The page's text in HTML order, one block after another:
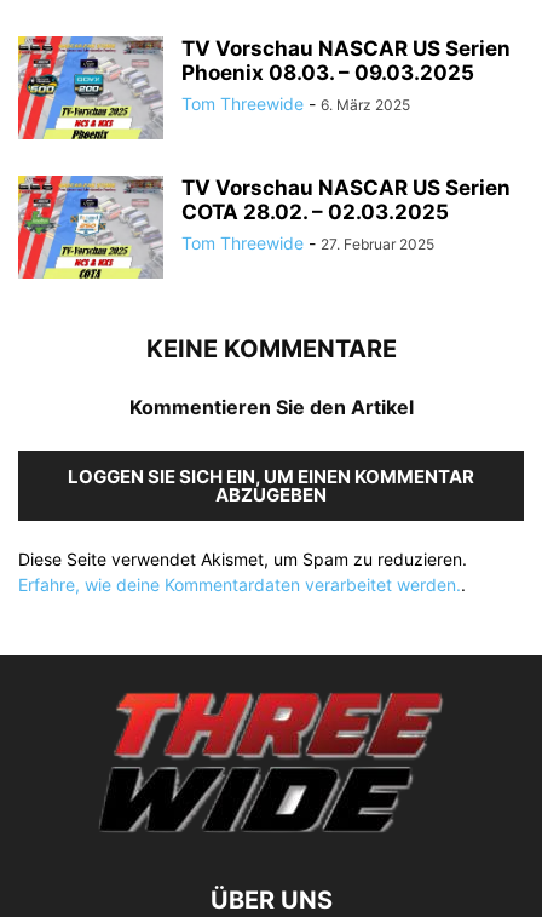
TV Vorschau NASCAR US Serien
Phoenix 08.03. – 09.03.2025
Tom Threewide - 6. März 2025
TV Vorschau NASCAR US Serien
COTA 28.02. – 02.03.2025
Tom Threewide - 27. Februar 2025
KEINE KOMMENTARE
Kommentieren Sie den Artikel
LOGGEN SIE SICH EIN, UM EINEN KOMMENTAR
ABZUGEBEN
Diese Seite verwendet Akismet, um Spam zu reduzieren.
Erfahre, wie deine Kommentardaten verarbeitet werden..
ÜBER UNS